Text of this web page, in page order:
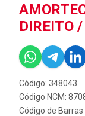
DIREITO
Código: 348043
Código NCM:
Código de